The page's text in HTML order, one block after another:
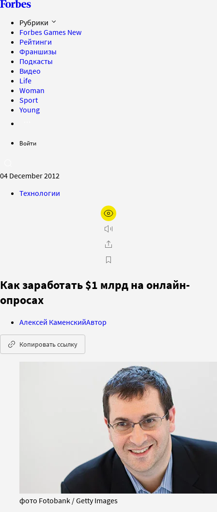
Рубрики
Forbes Games New
Рейтинги
Франшизы
Подкасты
Видео
Life
Woman
Sport
Young
Войти
04 December 2012
Технологии
Как заработать $1 млрд на онлайн-
опросах
Алексей КаменскийАвтор
Копировать ссылку
фото Fotobank / Getty Images